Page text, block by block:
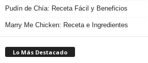
Pudín de Chía: Receta Fácil y Beneficios
Marry Me Chicken: Receta e Ingredientes
Lo Más Destacado